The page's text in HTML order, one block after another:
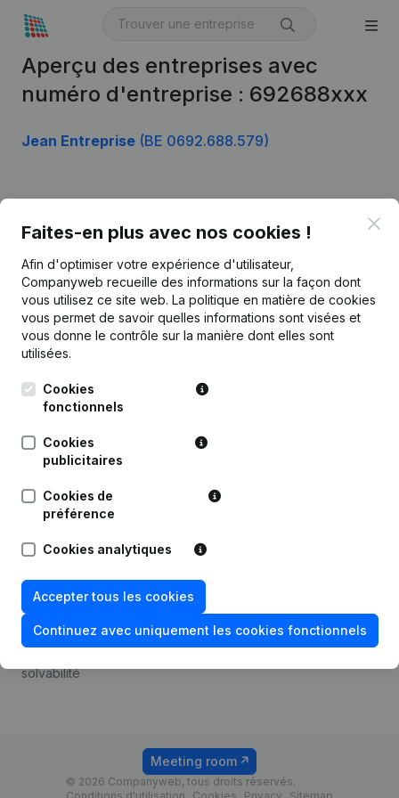
Aperçu des entreprises avec
numéro d'entreprise : 692688xxx
Jean Entreprise (BE 0692.688.579)
Faites-en plus avec nos cookies !
Afin d'optimiser votre expérience d'utilisateur,
Companyweb recueille des informations sur la façon dont
vous utilisez ce site web. La politique en matière de cookies
vous permet de savoir quelles informations sont visées et
vous donne le contrôle sur la manière dont elles sont
utilisées.
Cookies
fonctionnels
Cookies
publicitaires
Cookies de
préférence
Cookies analytiques
Accepter tous les cookies
Continuez avec uniquement les cookies fonctionnels
Français
Kantorenpark Everest
Leuvensesteenweg
1800 Vilvoorde
Informations d’entreprise
Monitoring
Recherche internationale
Prospection
Compliance et prévention
de la fraude
Consulter des comptes
Recherche de numéro de
TVA
solvabilité
Tarifs
© 2026 Companyweb, tous droits réservés.
Meeting room